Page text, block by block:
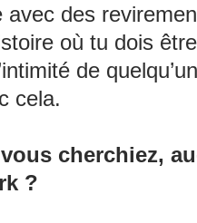
avec des
où tu dois
de
cela.
cherchiez,
?